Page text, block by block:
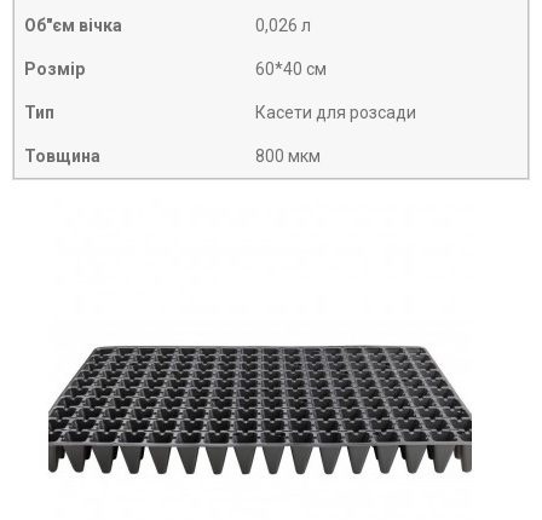
Об"єм вічка 0,026 л
Розмір 60*40 см
Тип Касети для розсади
Товщина 800 мкм